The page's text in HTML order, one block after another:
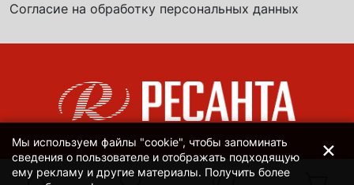
Согласие на обработку персональных данных
Мы используем файлы "cookie", чтобы запоминать
сведения о пользователе и отображать подходящую
ему рекламу и другие материалы. Получить более
×